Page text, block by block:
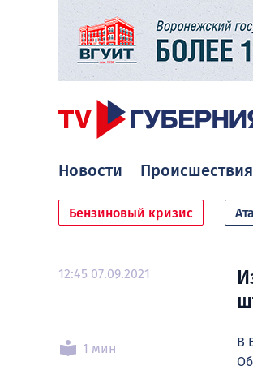
Новости Происшествия
Бензиновый кризис
12:45 07.09.2021
1 мин
В